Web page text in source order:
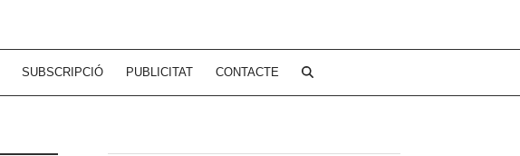
SUBSCRIPCIÓ PUBLICITAT CONTACTE